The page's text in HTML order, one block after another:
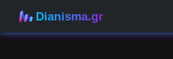
Dianisma.gr